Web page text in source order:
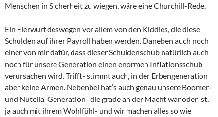
Menschen in Sicherheit zu wiegen, wäre eine Churchill-Rede.
Ein Eierwurf deswegen vor allem von den Kiddies, die diese
Schulden auf ihrer Payroll haben werden. Daneben auch noch
einer von mir dafür, dass dieser Schuldenschub natürlich auch
noch für unsere Generation einen enormen Inflationsschub
verursachen wird. Trifft- stimmt auch, in der Erbengeneration
aber keine Armen. Nebenbei hat’s auch genau unsere Boomer-
und Nutella-Generation- die grade an der Macht war oder ist,
ja auch mit ihrem Wohlfühl- und wir machen alles so wie